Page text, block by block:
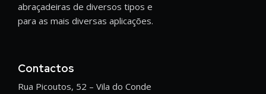
abraçadeiras de diversos tipos e
para as mais diversas aplicações.
Contactos
Rua Picoutos, 52 – Vila do Conde